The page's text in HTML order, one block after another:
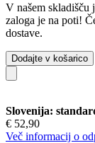
V našem skladišču
zaloga je na poti!
dostave.
Dodajte v košarico
Slovenija:
€ 52,90
Več informacij o